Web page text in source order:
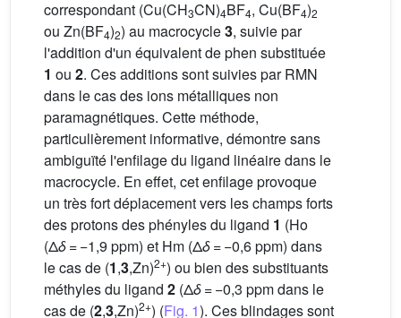
correspondant (Cu(CH3CN)4BF4, Cu(BF4)2
ou Zn(BF4)2) au macrocycle3, suivie par
l'addition d'un équivalent de phen substituée
1 ou 2. Ces additions sont suivies par RMN
dans le cas des ions métalliques non
paramagnétiques. Cette méthode,
particulièrement informative, démontre sans
ambiguïté l'enfilage du ligand linéaire dans le
macrocycle. En effet, cet enfilage provoque
un très fort déplacement vers les champs forts
des protons des phényles du ligand 1 (Ho
(Δδ= −1,9 ppm) et Hm (Δδ= −0,6 ppm) dans
le cas de (1,3,Zn)2+) ou bien des substituants
méthyles du ligand 2 (Δδ= −0,3 ppm dans le
cas de (2,3,Zn)2+) (Fig. 1). Ces blindages sont